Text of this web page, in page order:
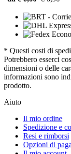
* Questi costi di
Potrebbero esserci
dimensioni o delle
informazioni sono
prodotto.
Aiuto
Il mio ordine
Spedizione e
Resi e rimborsi
Opzioni di